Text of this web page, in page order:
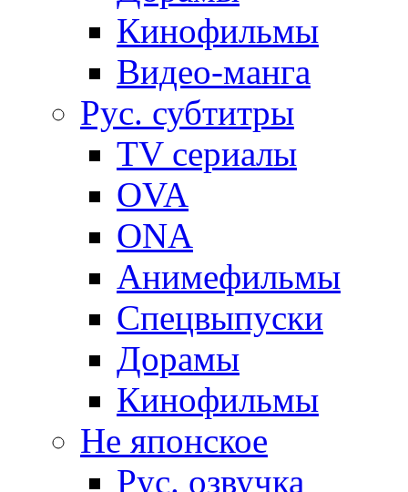
Кинофильмы
Видео-манга
Рус. субтитры
TV сериалы
OVA
ONA
Анимефильмы
Спецвыпуски
Дорамы
Кинофильмы
Не японское
Рус. озвучка